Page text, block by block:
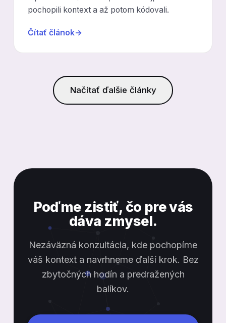
pochopili kontext a až potom kódovali.
Čítať článok→
Načítať ďalšie články
Poďme zistiť, čo pre vás
dáva zmysel.
Nezáväzná konzultácia, kde pochopíme
váš kontext a navrhneme ďalší krok. Bez
zbytočných hodín a predražených
balíkov.